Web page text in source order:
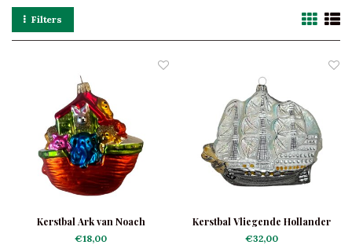
Filters
Kerstbal Ark van Noach
€18,00
Kerstbal Vliegende Hollander
€32,00